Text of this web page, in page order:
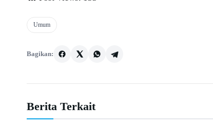
Umum
Bagikan:
Berita Terkait